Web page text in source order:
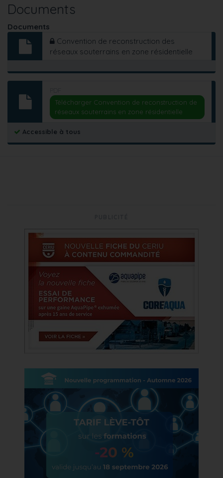
Documents
Documents
Convention de reconstruction des
réseaux souterrains en zone résidentielle
Télécharger Convention de reconstruction de
réseaux souterrains en zone résidentielle
Accessible à tous